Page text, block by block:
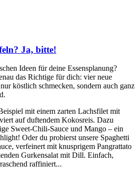
Ja, bitte!
Ideen für deine Essensplanung?
das Richtige für dich: vier neue
köstlich schmecken, sondern auch ganz
mit einem zarten Lachsfilet mit
auf duftendem Kokosreis. Dazu
Sweet-Chili-Sauce und Mango – ein
Oder du probierst unsere Spaghetti
verfeinert mit knusprigem Pangrattato
Gurkensalat mit Dill. Einfach,
raffiniert...